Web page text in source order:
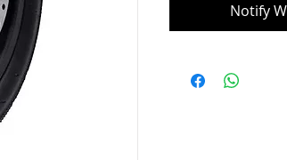
Notify